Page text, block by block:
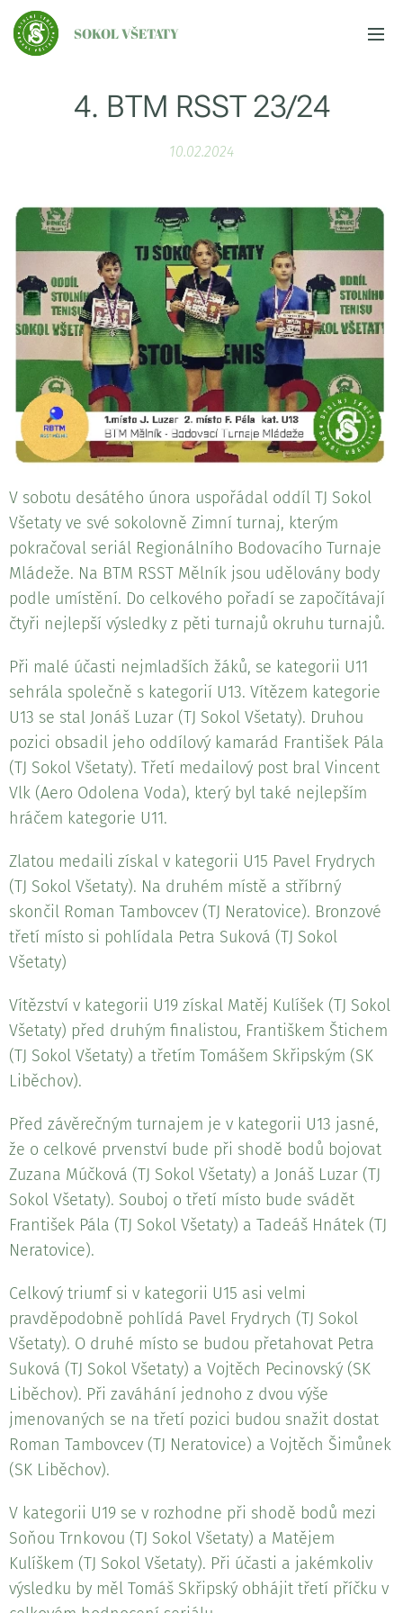
SOKOL VŠETATY
4. BTM RSST 23/24
10.02.2024
V sobotu desátého února uspořádal oddíl TJ Sokol
Všetaty ve své sokolovně Zimní turnaj, kterým
pokračoval seriál Regionálního Bodovacího Turnaje
Mládeže. Na BTM RSST Mělník jsou udělovány body
podle umístění. Do celkového pořadí se započítávají
čtyři nejlepší výsledky z pěti turnajů okruhu turnajů.
Při malé účasti nejmladších žáků, se kategorii U11
sehrála společně s kategorií U13. Vítězem kategorie
U13 se stal Jonáš Luzar (TJ Sokol Všetaty). Druhou
pozici obsadil jeho oddílový kamarád František Pála
(TJ Sokol Všetaty). Třetí medailový post bral Vincent
Vlk (Aero Odolena Voda), který byl také nejlepším
hráčem kategorie U11.
Zlatou medaili získal v kategorii U15 Pavel Frydrych
(TJ Sokol Všetaty). Na druhém místě a stříbrný
skončil Roman Tambovcev (TJ Neratovice). Bronzové
třetí místo si pohlídala Petra Suková (TJ Sokol
Všetaty)
Vítězství v kategorii U19 získal Matěj Kulíšek (TJ Sokol
Všetaty) před druhým finalistou, Františkem Štichem
(TJ Sokol Všetaty) a třetím Tomášem Skřipským (SK
Liběchov).
Před závěrečným turnajem je v kategorii U13 jasné,
že o celkové prvenství bude při shodě bodů bojovat
Zuzana Múčková (TJ Sokol Všetaty) a Jonáš Luzar (TJ
Sokol Všetaty). Souboj o třetí místo bude svádět
František Pála (TJ Sokol Všetaty) a Tadeáš Hnátek (TJ
Neratovice).
Celkový triumf si v kategorii U15 asi velmi
pravděpodobně pohlídá Pavel Frydrych (TJ Sokol
Všetaty). O druhé místo se budou přetahovat Petra
Suková (TJ Sokol Všetaty) a Vojtěch Pecinovský (SK
Liběchov). Při zaváhání jednoho z dvou výše
jmenovaných se na třetí pozici budou snažit dostat
Roman Tambovcev (TJ Neratovice) a Vojtěch Šimůnek
(SK Liběchov).
V kategorii U19 se v rozhodne při shodě bodů mezi
Soňou Trnkovou (TJ Sokol Všetaty) a Matějem
Kulíškem (TJ Sokol Všetaty). Při účasti a jakémkoliv
výsledku by měl Tomáš Skřipský obhájit třetí příčku v